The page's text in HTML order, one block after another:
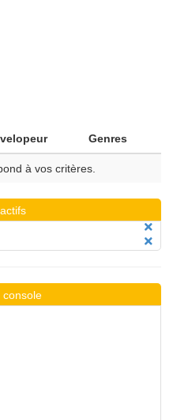
Genres
à vos critères.
console